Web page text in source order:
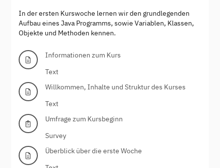
In der ersten Kurswoche lernen wir den grundlegenden
Aufbau eines Java Programms, sowie Variablen, Klassen,
Objekte und Methoden kennen.
Informationen zum Kurs
Text
Willkommen, Inhalte und Struktur des Kurses
Text
Umfrage zum Kursbeginn
Survey
Überblick über die erste Woche